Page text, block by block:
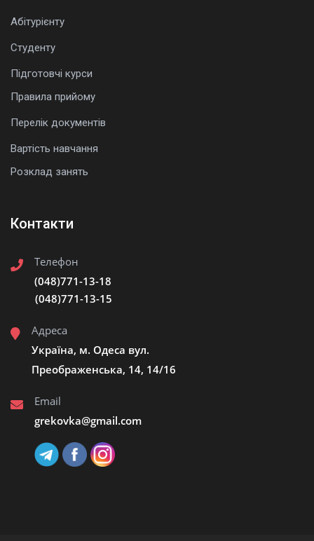
Абітурієнту
Студенту
Підготовчі курси
Правила прийому
Перелік документів
Вартість навчання
Розклад занять
Контакти
Телефон
(048)771-13-18
(048)771-13-15
Адреса
Україна, м. Одеса вул.
Преображенська, 14, 14/16
Email
grekovka@gmail.сom